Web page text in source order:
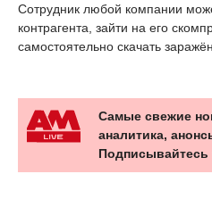
Сотрудник любой компании
контрагента, зайти на его
самостоятельно скачать
Самые свежие
аналитика,
Подписывайтесь